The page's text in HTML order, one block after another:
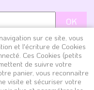
sur ce site, vous
et l'écriture de Cookies
Ces Cookies (petits
de suivre votre
panier, vous reconnaitre
visite et sécuriser votre
et la politique de
| Mamzellebijoux.fr - 4